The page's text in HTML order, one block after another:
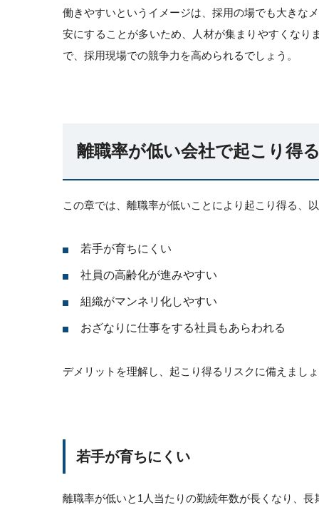
働きやすいというイメージは、採用の場でも大きな
安にすることが多いため、人材が集まりやすくな
で、採用現場での競争力を高められるでしょう。
離職率が低い会社で起こり得
この章では、離職率が低いことにより起こり得る、
若手が育ちにくい
社員の高齢化が進みやすい
組織がマンネリ化しやすい
おざなりに仕事をする社員もあらわれる
デメリットを理解し、起こり得るリスクに備えまし
若手が育ちにくい
離職率が低いと1人当たりの勤続年数が長くなり、